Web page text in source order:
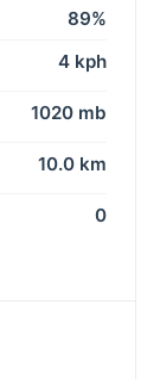
89%
4 kph
1020 mb
10.0 km
0